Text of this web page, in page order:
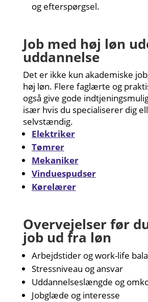
og efterspørgsel.
Job med høj løn
uddannelse
Det er ikke kun akademiske
høj løn. Flere faglærte og
også give gode
især hvis du specialiserer dig
selvstændig.
Elektriker
Tømrer
Mekaniker
Vinduespudser
Kørelærer
Overvejelser før
job ud fra løn
Arbejdstider og work-life
Stressniveau og ansvar
Uddannelseslængde og
Jobglæde og interesse